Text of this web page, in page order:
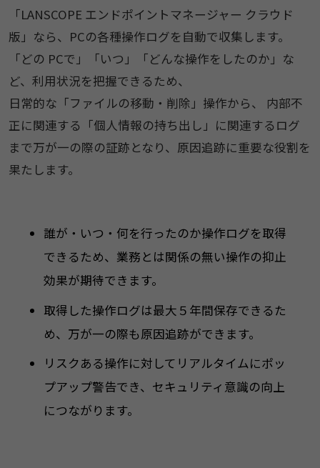
「LANSCOPE エンドポイントマネージャー クラウド
版」なら、PCの各種操作ログを自動で収集します。
「どの PCで」「いつ」「どんな操作をしたのか」な
ど、利用状況を把握できるため、
日常的な「ファイルの移動・削除」操作から、 内部不
正に関連する「個人情報の持ち出し」に関連するログ
まで万が一の際の証跡となり、原因追跡に重要な役割を
果たします。
誰が・いつ・何を行ったのか操作ログを取得
できるため、業務とは関係の無い操作の抑止
効果が期待できます。
取得した操作ログは最大５年間保存できるた
め、万が一の際も原因追跡ができます。
リスクある操作に対してリアルタイムにポッ
プアップ警告でき、セキュリティ意識の向上
につながります。